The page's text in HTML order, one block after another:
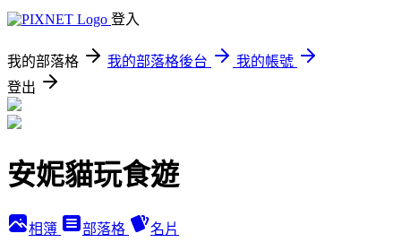
登入
我的部落格 我的部落格後台
我的帳號
登出
安妮貓玩食遊
相簿 部落格 名片